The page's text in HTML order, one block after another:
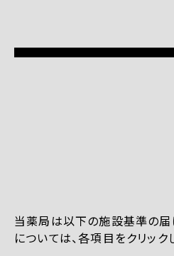
当薬局は以下の施設基準の届
については、各項目をクリック